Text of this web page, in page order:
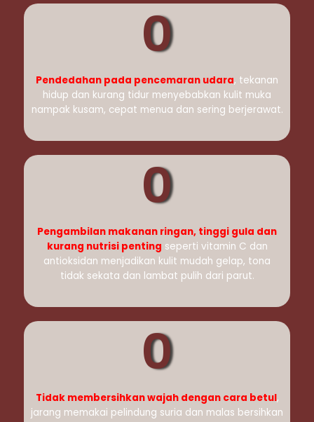
0
Pendedahan pada pencemaran udara, tekanan
hidup dan kurang tidur menyebabkan kulit muka
nampak kusam, cepat menua dan sering berjerawat.
0
Pengambilan makanan ringan, tinggi gula dan
kurang nutrisi penting seperti vitamin C dan
antioksidan menjadikan kulit mudah gelap, tona
tidak sekata dan lambat pulih dari parut.
0
Tidak membersihkan wajah dengan cara betul,
jarang memakai pelindung suria dan malas bersihkan